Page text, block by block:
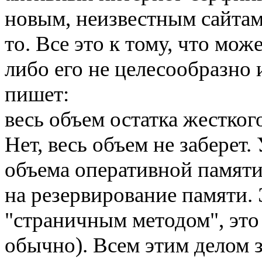
новым, неизвестным
то. Все это к тому, что
либо его не
пишет:
весь объем остатка
Нет, весь объем не
объема оперативной
на резервирование памяти.
"страничным методом",
обычно). Всем этим делом